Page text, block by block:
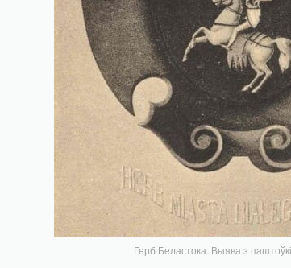
Герб Беластока. Выява з